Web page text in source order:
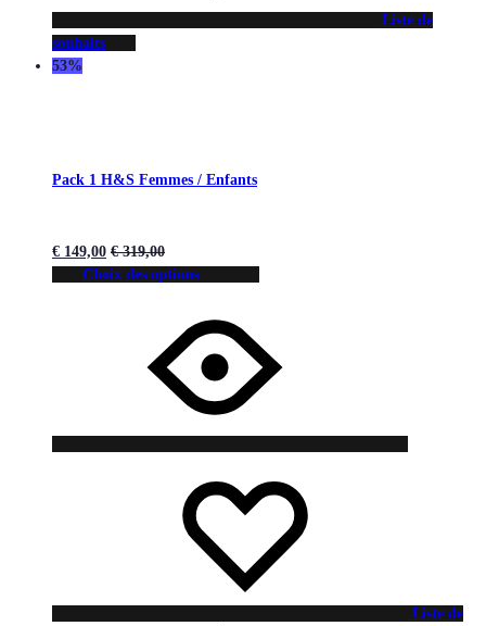
Liste de
souhaits
53%
Pack 1 H&S Femmes / Enfants
€ 149,00 €319,00
Choix des options
Liste de